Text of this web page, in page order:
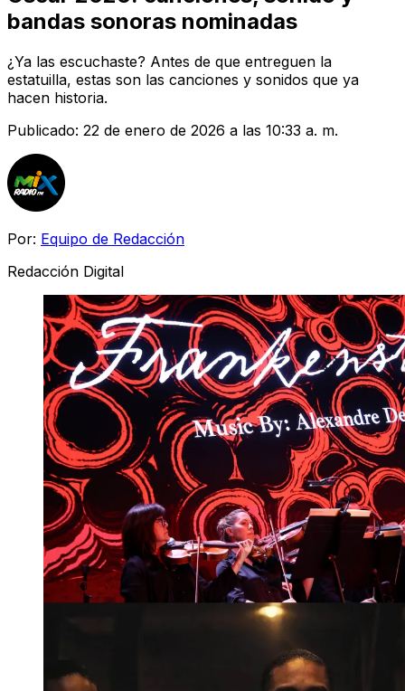
bandas sonoras nominadas
¿Ya las escuchaste? Antes de que entreguen la
estatuilla, estas son las canciones y sonidos que ya
hacen historia.
Publicado: 22 de enero de 2026 a las 10:33 a. m.
Por: Equipo de Redacción
Redacción Digital